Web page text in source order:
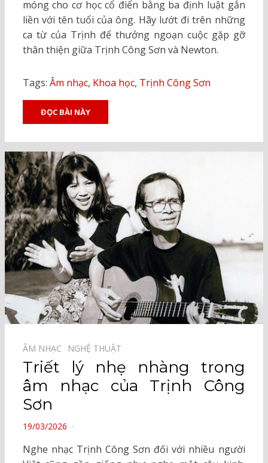
móng cho cơ học cổ điển bằng ba định luật gắn
liền với tên tuổi của ông. Hãy lướt đi trên những
ca từ của Trịnh để thưởng ngoạn cuộc gặp gỡ
thân thiện giữa Trịnh Công Sơn và Newton.
Tags: Âm nhạc, Khoa học, Trịnh Công Sơn
ĐỌC BÀI NÀY
ÂM NHẠC⠀ NGHỆ THUẬT⠀
Triết lý nhẹ nhàng trong
âm nhạc của Trịnh Công
Sơn
POSTED
19/03/2026
Nghe nhạc Trịnh Công Sơn đối với nhiều người